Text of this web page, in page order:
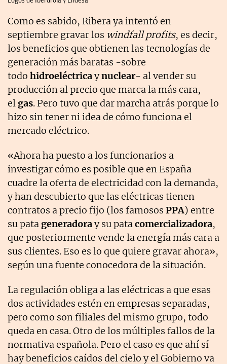
Como es sabido, Ribera ya intentó en
septiembre gravar los windfall profits, es decir,
los beneficios que obtienen las tecnologías de
generación más baratas -sobre
todo hidroeléctricaynuclear- al vender su
producción al precio que marca la más cara,
el gas. Pero tuvo que dar marcha atrás porque lo
hizo sin tener ni idea de cómo funciona el
mercado eléctrico.
«Ahora ha puesto a los funcionarios a
investigar cómo es posible que en España
cuadre la oferta de electricidad con la demanda,
y han descubierto que las eléctricas tienen
contratos a precio fijo (los famosos PPA) entre
su pata generadoray su pata comercializadora,
que posteriormente vende la energía más cara a
sus clientes. Eso es lo que quiere gravar ahora»,
según una fuente conocedora de la situación.
La regulación obliga a las eléctricas a que esas
dos actividades estén en empresas separadas,
pero como son filiales del mismo grupo, todo
queda en casa. Otro de los múltiples fallos de la
normativa española. Pero el caso es que ahí sí
hay beneficios caídos del cielo y el Gobierno va